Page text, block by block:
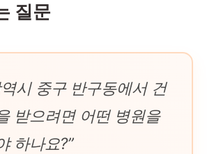
질문
시 중구 반구동에서 건
받으려면 어떤 병원을
하나요?”